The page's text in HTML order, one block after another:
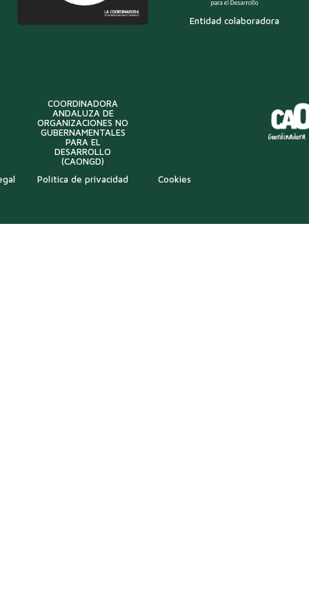
Entidad colaboradora
COORDINADORA
ANDALUZA DE
ORGANIZACIONES NO
GUBERNAMENTALES
PARA EL
DESARROLLO
(CAONGD)
Política de privacidad Cookies